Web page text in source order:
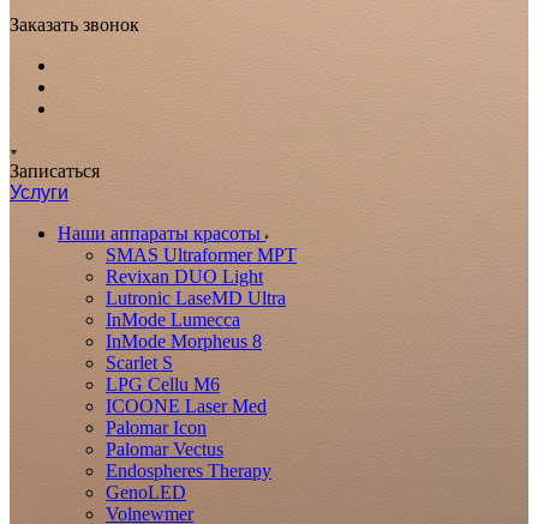
Заказать звонок
Записаться
Услуги
Наши аппараты красоты
SMAS Ultraformer MPT
Revixan DUO Light
Lutronic LaseMD Ultra
InMode Lumecca
InMode Morpheus 8
Scarlet S
LPG Cellu M6
ICOONE Laser Med
Palomar Icon
Palomar Vectus
Endospheres Therapy
GenoLED
Volnewmer